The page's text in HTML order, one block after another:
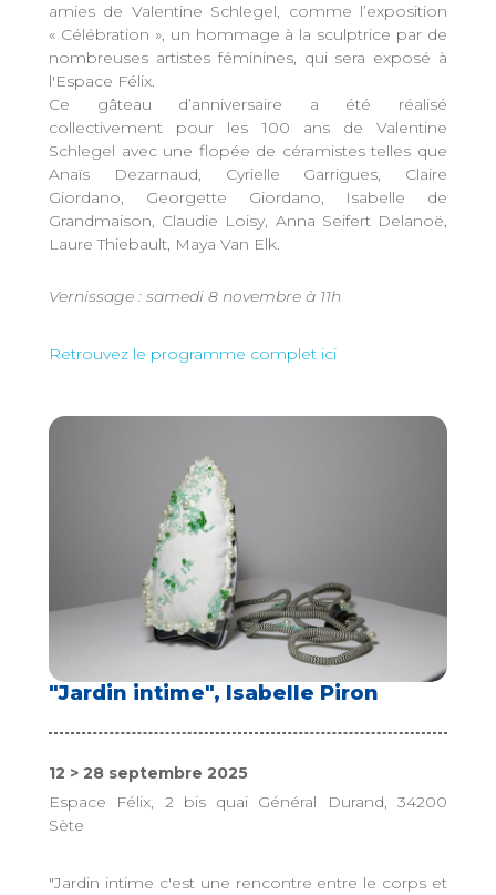
amies de Valentine Schlegel, comme l’exposition
« Célébration », un hommage à la sculptrice par de
nombreuses artistes féminines, qui sera exposé à
l'Espace Félix.
Ce gâteau d’anniversaire a été réalisé
collectivement pour les 100 ans de Valentine
Schlegel avec une flopée de céramistes telles que
Anaïs Dezarnaud, Cyrielle Garrigues, Claire
Giordano, Georgette Giordano, Isabelle de
Grandmaison, Claudie Loisy, Anna Seifert Delanoë,
Laure Thiebault, Maya Van Elk.
Vernissage : samedi 8 novembre à 11h
Retrouvez le programme complet ici
"Jardin intime", Isabelle Piron
12 > 28 septembre 2025
Espace Félix, 2 bis quai Général Durand, 34200
Sète
"Jardin intime c'est une rencontre entre le corps et